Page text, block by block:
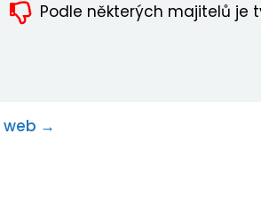
Podle některých majitelů je
web →